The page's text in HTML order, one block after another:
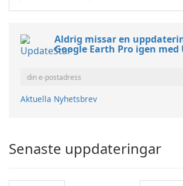
Aldrig missar en
Google Earth Pro igen med
Aktuella Nyhetsbrev
Senaste uppdateringar